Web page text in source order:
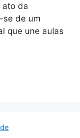
ato da
se de um
que une aulas